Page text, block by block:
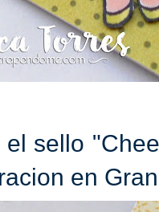
sello
en